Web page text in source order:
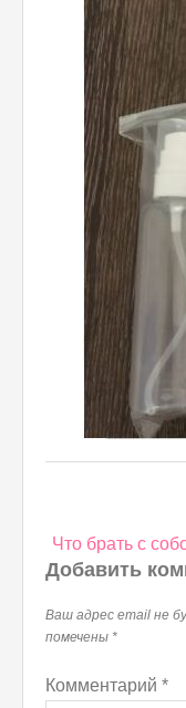
Навигация
по
Что брать с
Добавить
Ваш адрес email не
помечены *
Комментарий *